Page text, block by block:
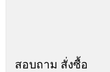
สอบถาม สั่งซื้อ